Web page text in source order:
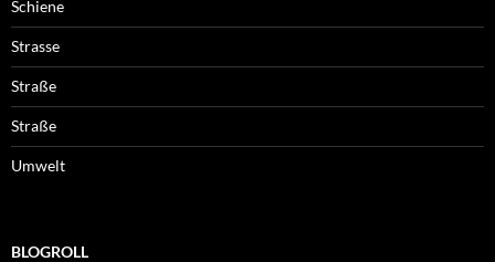
Schiene
Strasse
Straße
Straße
Umwelt
BLOGROLL